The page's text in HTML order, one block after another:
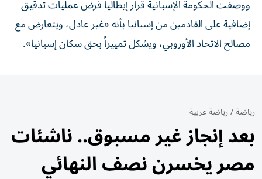
ووصفت الحكومة الإسبانية قرار إيطاليا فرض عمليات تدقيق
إضافية على القادمين من إسبانيا بأنه «غير عادل، ويتعارض مع
مصالح الاتحاد الأوروبي، ‌ويشكل تمييزاً بحق سكان إسبانيا».
رياضة/رياضة عربية
بعد إنجاز غير مسبوق.. ناشئات
مصر يخسرن نصف النهائي